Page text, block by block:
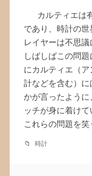
カルティエは有
であり、時計の
レイヤーは不思
しばしばこの問
にカルティエ（
計などを含む）
かが言ったように
ッチが身に着け
これらの問題を笑
時計